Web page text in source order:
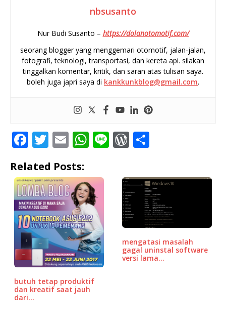
nbsusanto
Nur Budi Susanto – https://dolanotomotif.com/
seorang blogger yang menggemari otomotif, jalan-jalan,
fotografi, teknologi, transportasi, dan kereta api. silakan
tinggalkan komentar, kritik, dan saran atas tulisan saya.
boleh juga japri saya di kankkunkblog@gmail.com.
F
c
e
b
o
o
k
T
it
te
r
E
ai
l
W
at
s
A
p
p
Li W
r
d
P
r
e
ss
ar
e
Related Posts:
butuh tetap produktif
dan kreatif saat jauh
dari…
mengatasi masalah
gagal uninstal software
versi lama…